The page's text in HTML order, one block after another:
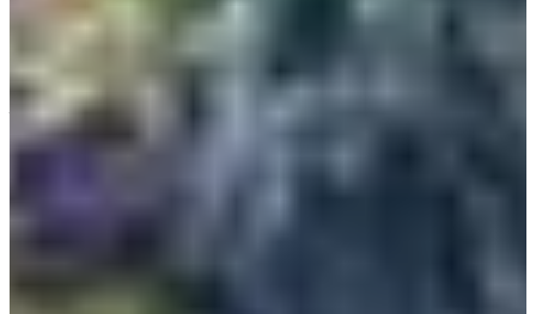
KTO
Thường mất 30-40 phút để khám phá hết công viên này. Jeju
Love Land là điểm tham quan độc đáo chỉ dành cho người lớn,